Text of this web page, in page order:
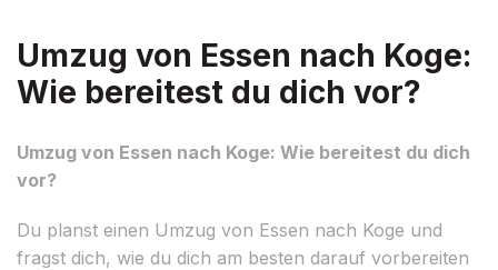
Umzug von Essen nach Koge:
Wie bereitest du dich vor?
Umzug von Essen nach Koge: Wie bereitest du dich
vor?
Du planst einen Umzug von Essen nach Koge und
fragst dich, wie du dich am besten darauf vorbereiten